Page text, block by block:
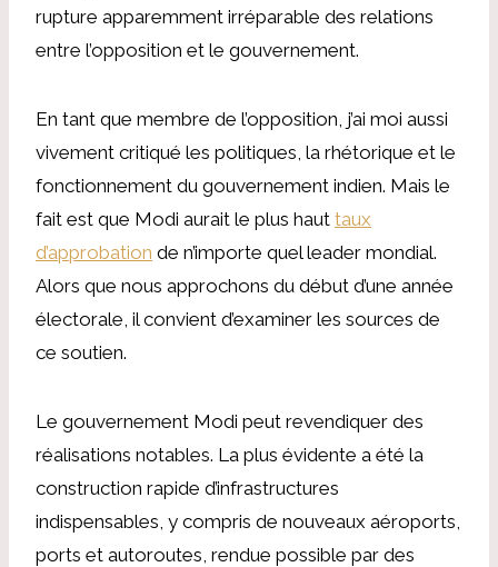
rupture apparemment irréparable des relations
entre l’opposition et le gouvernement.
En tant que membre de l’opposition, j’ai moi aussi
vivement critiqué les politiques, la rhétorique et le
fonctionnement du gouvernement indien. Mais le
fait est que Modi aurait le plus haut taux
d’approbation de n’importe quel leader mondial.
Alors que nous approchons du début d’une année
électorale, il convient d’examiner les sources de
ce soutien.
Le gouvernement Modi peut revendiquer des
réalisations notables. La plus évidente a été la
construction rapide d’infrastructures
indispensables, y compris de nouveaux aéroports,
ports et autoroutes, rendue possible par des